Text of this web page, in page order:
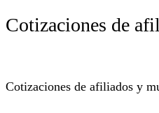
Cotizaciones de
Cotizaciones de afiliados y